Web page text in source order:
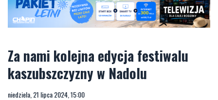
Za nami kolejna edycja festiwalu
kaszubszczyzny w Nadolu
niedziela, 21 lipca 2024, 15:00